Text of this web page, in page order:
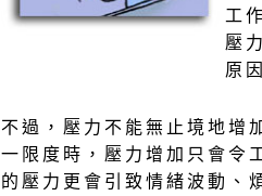
工
壓
原
不過，壓力不能無止境地增
一限度時，壓力增加只會令
的壓力更會引致情緒波動、